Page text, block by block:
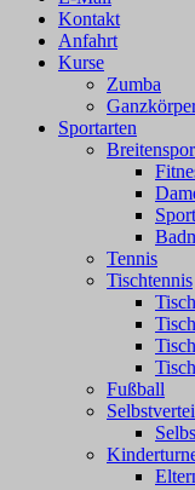
Kontakt
Anfahrt
Kurse
Zumba
Sportarten
Tennis
Tischtennis
Fußball